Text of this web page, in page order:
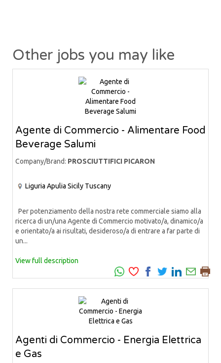
Other jobs you may like
Agente di Commercio - Alimentare Food
Beverage Salumi
Company/Brand: PROSCIUTTIFICI PICARON
Liguria Apulia Sicily Tuscany
Per potenziamento della nostra rete commerciale siamo alla
ricerca di un/una Agente di Commercio motivato/a, dinamico/a
e orientato/a ai risultati, desideroso/a di entrare a far parte di
un...
View full description
Agenti di Commercio - Energia Elettrica
e Gas